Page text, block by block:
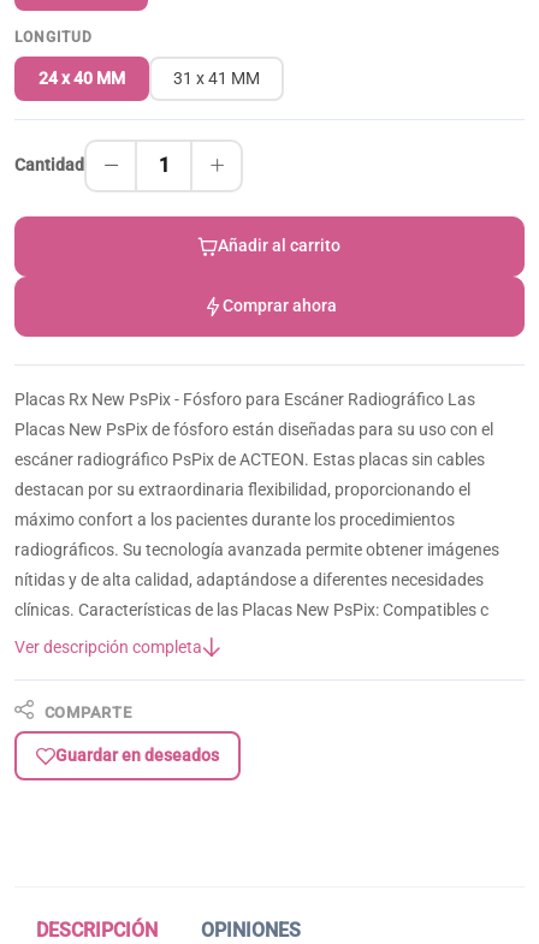
LONGITUD
24 x 40 MM 31 x 41 MM
Cantidad 1
Añadir al carrito
Comprar ahora
Placas Rx New PsPix - Fósforo para Escáner Radiográfico Las
Placas New PsPix de fósforo están diseñadas para su uso con el
escáner radiográfico PsPix de ACTEON. Estas placas sin cables
destacan por su extraordinaria flexibilidad, proporcionando el
máximo confort a los pacientes durante los procedimientos
radiográficos. Su tecnología avanzada permite obtener imágenes
nítidas y de alta calidad, adaptándose a diferentes necesidades
clínicas. Características de las Placas New PsPix: Compatibles c
Ver descripción completa
COMPARTE
Guardar en deseados
DESCRIPCIÓN OPINIONES